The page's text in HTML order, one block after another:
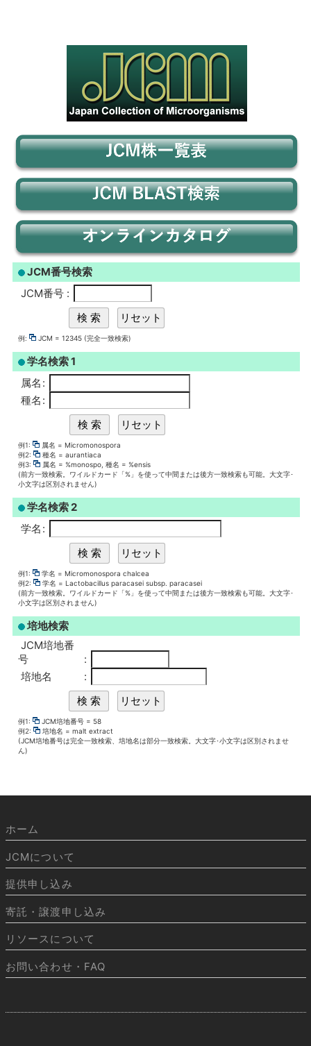
JCM番号検索
JCM番号 :
例: JCM = 12345 (完全一致検索)
学名検索 1
属名 :
種名 :
例1:
属名 = Micromonospora
例2:
種名 = aurantiaca
例3:
属名 = %monospo, 種名 = %ensis
(前方一致検索。ワイルドカード「%」を使って中間または後方一致検索も可能。大文字･
小文字は区別されません)
学名検索 2
学名 :
例1:
学名 = Micromonospora chalcea
例2:
学名 = Lactobacillus paracasei subsp. paracasei
(前方一致検索。ワイルドカード「%」を使って中間または後方一致検索も可能。大文字･
小文字は区別されません)
培地検索
JCM培地番
号
:
培地名
:
例1:
JCM培地番号 = 58
例2:
培地名 = malt extract
(JCM培地番号は完全一致検索、培地名は部分一致検索。大文字･小文字は区別されませ
ん)
ホーム
JCMについて
提供申し込み
寄託・譲渡申し込み
リソースについて
お問い合わせ・FAQ